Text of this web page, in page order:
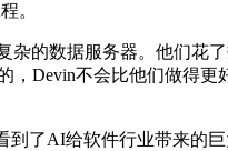
。
杂的数据服务器。他们花
Devin不会比他们做得
了AI给软件行业带来的